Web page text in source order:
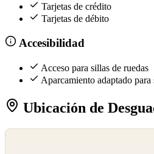
Tarjetas de crédito
Tarjetas de débito
Accesibilidad
Acceso para sillas de ruedas
Aparcamiento adaptado para
Ubicación de